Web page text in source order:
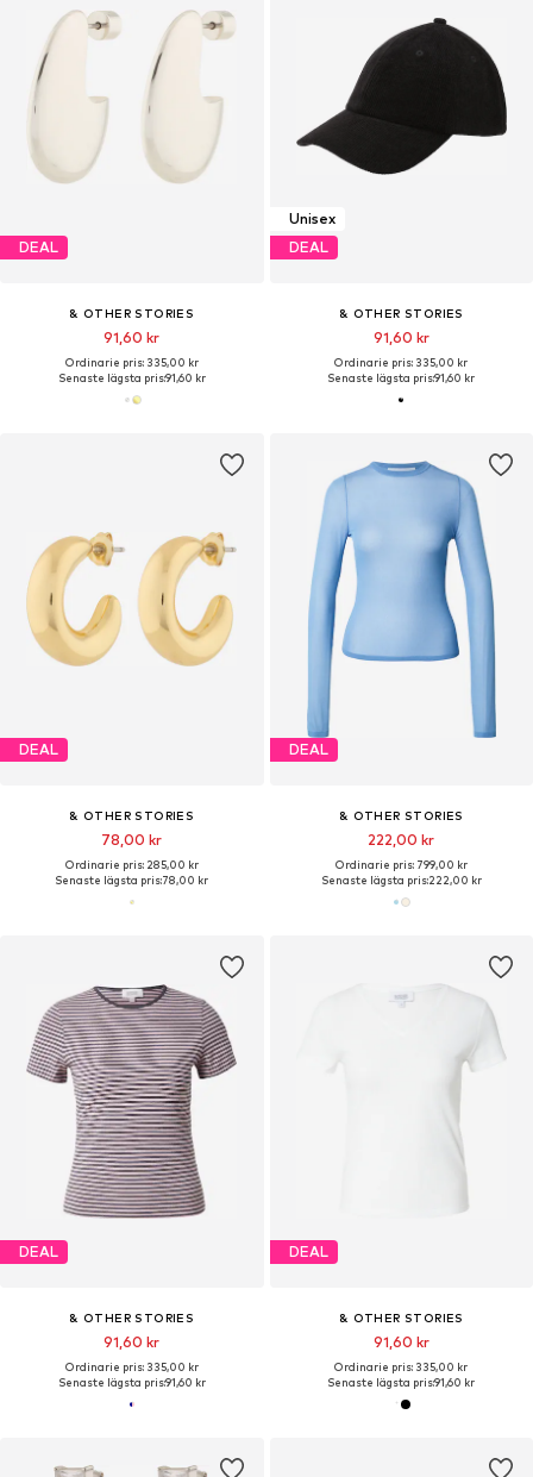
DEAL
& OTHER STORIES
91,60 kr
Ordinarie pris: 335,00 kr
Senaste lägsta pris:91,60 kr
Unisex
DEAL
& OTHER STORIES
91,60 kr
Ordinarie pris: 335,00 kr
Senaste lägsta pris:91,60 kr
DEAL
& OTHER STORIES
78,00 kr
Ordinarie pris: 285,00 kr
Senaste lägsta pris:78,00 kr
DEAL
& OTHER STORIES
222,00 kr
Ordinarie pris: 799,00 kr
Senaste lägsta pris:222,00 kr
DEAL
& OTHER STORIES
91,60 kr
Ordinarie pris: 335,00 kr
Senaste lägsta pris:91,60 kr
DEAL
& OTHER STORIES
91,60 kr
Ordinarie pris: 335,00 kr
Senaste lägsta pris:91,60 kr